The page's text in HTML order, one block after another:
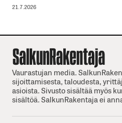
21.7.2026
Vaurastujan media.
sijoittamisesta, taloudesta,
asioista. Sivusto sisältää myös
sisältöä. SalkunRakentaja ei